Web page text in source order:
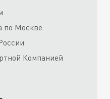
по Москве
Компанией